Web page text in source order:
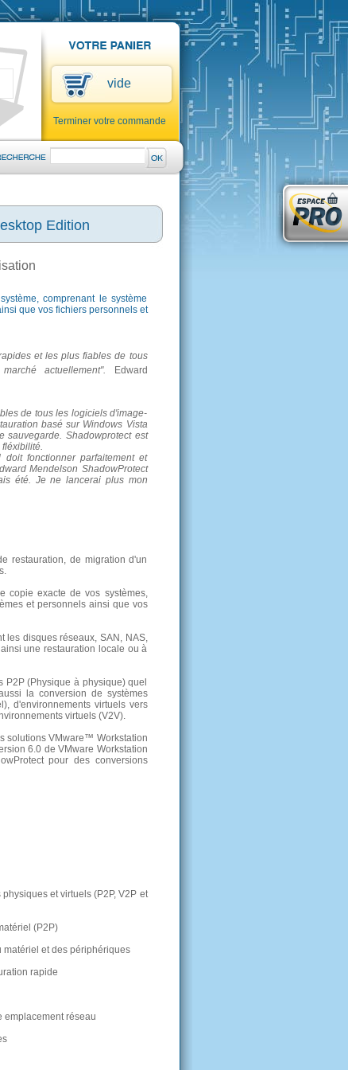
vide
Terminer votre commande
Edition
comprenant le système
que vos fichiers personnels et
et les plus fiables de tous
actuellement".
Edward
de tous les logiciels d'image-
basé sur Windows Vista
sauvegarde. Shadowprotect est
fonctionner parfaitement et
Mendelson ShadowProtect
été. Je ne lancerai plus mon
restauration, de migration d'un
copie exacte de vos systèmes,
et personnels ainsi que vos
les disques réseaux, SAN, NAS,
une restauration locale ou à
P2P (Physique à physique) quel
la conversion de systèmes
d'environnements virtuels vers
virtuels (V2V).
solutions VMware™ Workstation
6.0 de VMware Workstation
pour des conversions
et virtuels (P2P, V2P et
(P2P)
matériel et des périphériques
rapide
emplacement réseau